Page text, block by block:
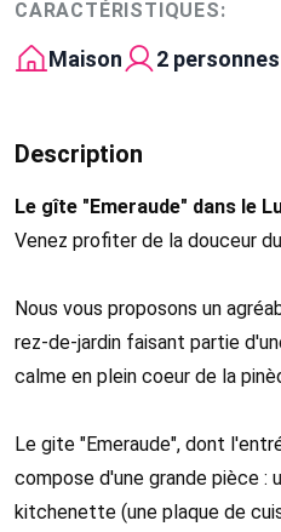
CARACTÉRISTIQUES:
Maison 2 personnes
Description
Le gîte "Emeraude" dans le
Venez profiter de la douceur
Nous vous proposons un
rez-de-jardin faisant partie
calme en plein coeur de la
Le gite "Emeraude", dont
compose d'une grande pièce :
kitchenette (une plaque de